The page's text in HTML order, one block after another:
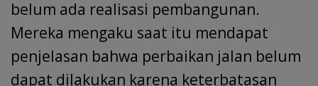
belum ada realisasi pembangunan.
Mereka mengaku saat itu mendapat
penjelasan bahwa perbaikan jalan belum
dapat dilakukan karena keterbatasan